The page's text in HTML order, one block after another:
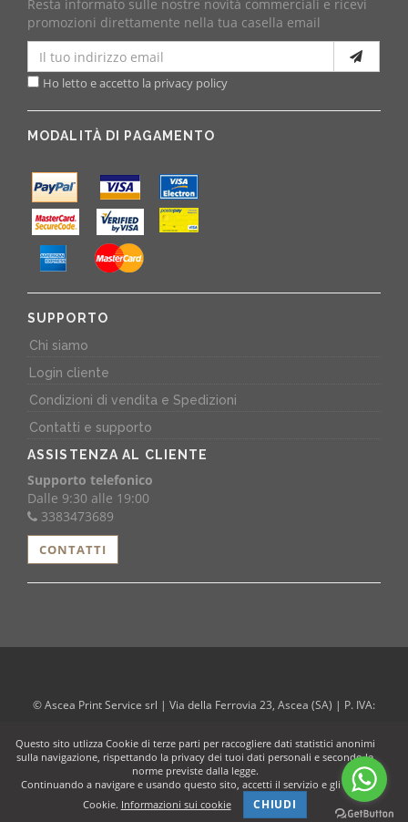
Resta informato sulle nostre novità commerciali e ricevi
promozioni direttamente nella tua casella email
Ho letto e accetto la privacy policy
MODALITÀ DI PAGAMENTO
SUPPORTO
Chi siamo
Login cliente
Condizioni di vendita e Spedizioni
Contatti e supporto
ASSISTENZA AL CLIENTE
Supporto telefonico
Dalle 9:30 alle 19:00
3383473689
CONTATTI
© Ascea Print Service srl | Via della Ferrovia 23, Ascea (SA) | P. IVA:
web agency:www.artproject.it- powered by: Sfera® eCommerce
Questo sito utlizza Cookie di terze parti per raccogliere dati statistici anonimi
sulla navigazione, rispettando la privacy dei tuoi dati personali e secondo le
norme previste dalla legge.
Continuando a navigare e usando questo sito, accetti il servizio e gli stessi
Cookie. Informazioni sui cookie CHIUDI